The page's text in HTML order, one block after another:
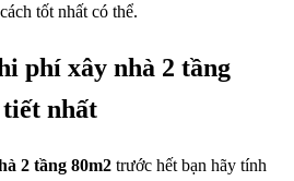
tốt nhất có thể.
phí xây nhà 2 tầng
nhất
2 tầng 80m2 trước hết bạn hãy tính